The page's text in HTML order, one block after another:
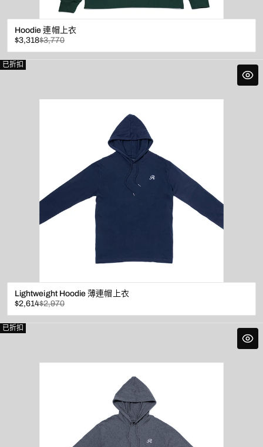
Hoodie 連帽上衣
已
折
扣
$3,318
原
價
$3,770
已折扣
Lightweight Hoodie 薄連帽上衣
已
折
扣
$2,614
原
價
$2,970
已折扣